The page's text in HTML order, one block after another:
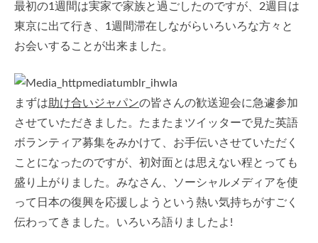
最初の1週間は実家で家族と過ごしたのですが、2週目は
東京に出て行き、1週間滞在しながらいろいろな方々と
お会いすることが出来ました。
まずは助け合いジャパンの皆さんの歓送迎会に急遽参加
させていただきました。たまたまツイッターで見た英語
ボランティア募集をみかけて、お手伝いさせていただく
ことになったのですが、初対面とは思えない程とっても
盛り上がりました。みなさん、ソーシャルメディアを使
って日本の復興を応援しようという熱い気持ちがすごく
伝わってきました。いろいろ語りましたよ!